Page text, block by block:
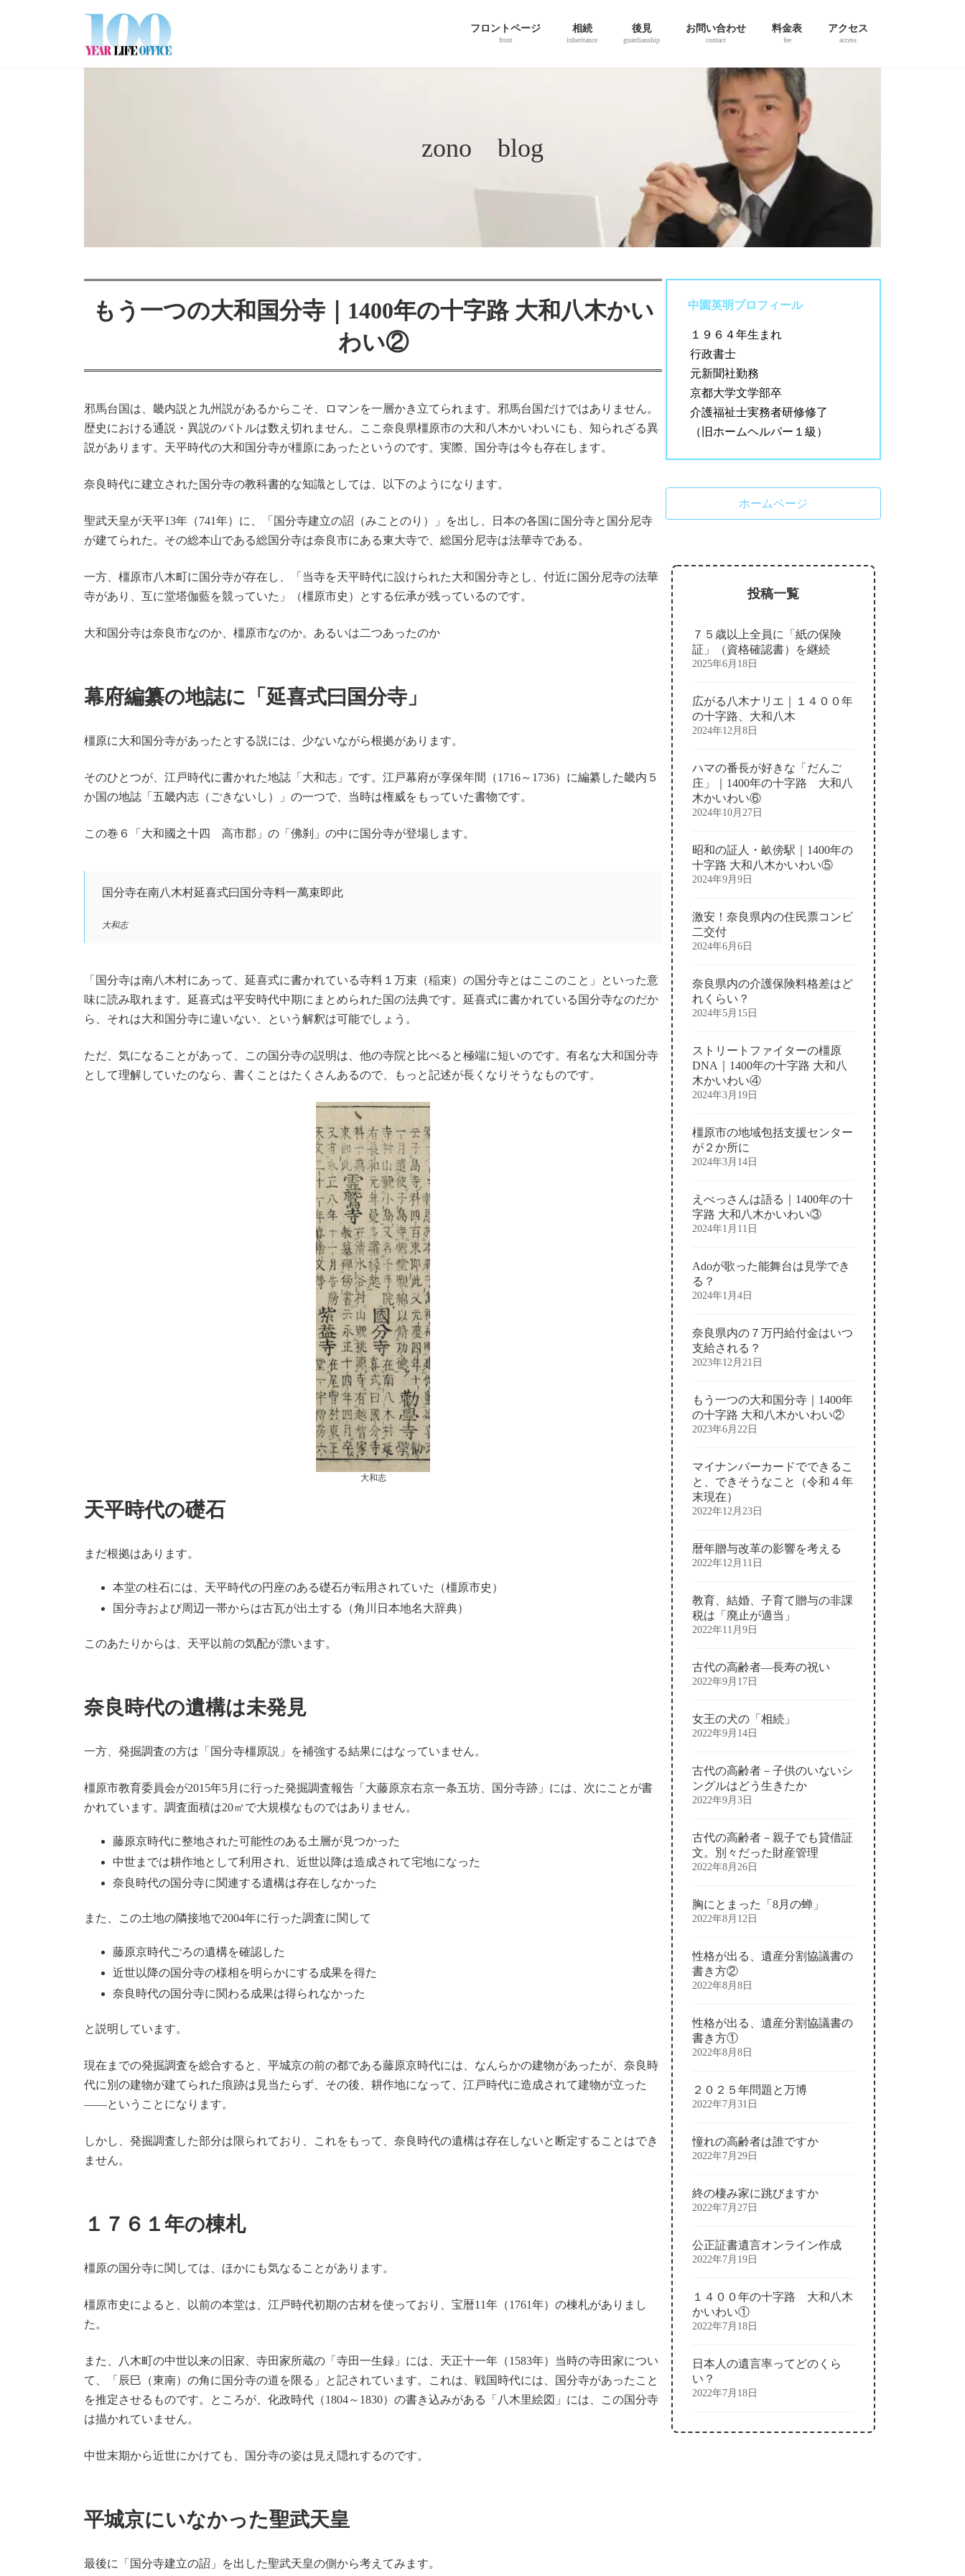
フロントページ
front
相続
inheritance
後見
guardianship
お問い合わせ
contact
料金表
fee
アクセス
access
zono blog
もう一つの大和国分寺｜1400年の十字路 大和八木かい
わい②
邪馬台国は、畿内説と九州説があるからこそ、ロマンを一層かき立てられます。邪馬台国だけではありません。
歴史における通説・異説のバトルは数え切れません。ここ奈良県橿原市の大和八木かいわいにも、知られざる異
説があります。天平時代の大和国分寺が橿原にあったというのです。実際、国分寺は今も存在します。
奈良時代に建立された国分寺の教科書的な知識としては、以下のようになります。
聖武天皇が天平13年（741年）に、「国分寺建立の詔（みことのり）」を出し、日本の各国に国分寺と国分尼寺
が建てられた。その総本山である総国分寺は奈良市にある東大寺で、総国分尼寺は法華寺である。
一方、橿原市八木町に国分寺が存在し、「当寺を天平時代に設けられた大和国分寺とし、付近に国分尼寺の法華
寺があり、互に堂塔伽藍を競っていた」（橿原市史）とする伝承が残っているのです。
大和国分寺は奈良市なのか、橿原市なのか。あるいは二つあったのか
幕府編纂の地誌に「延喜式曰国分寺」
橿原に大和国分寺があったとする説には、少ないながら根拠があります。
そのひとつが、江戸時代に書かれた地誌「大和志」です。江戸幕府が享保年間（1716～1736）に編纂した畿内５
か国の地誌「五畿内志（ごきないし）」の一つで、当時は権威をもっていた書物です。
この巻６「大和國之十四 高市郡」の「佛刹」の中に国分寺が登場します。
国分寺在南八木村延喜式曰国分寺料一萬束即此
大和志
「国分寺は南八木村にあって、延喜式に書かれている寺料１万束（稲束）の国分寺とはここのこと」といった意
味に読み取れます。延喜式は平安時代中期にまとめられた国の法典です。延喜式に書かれている国分寺なのだか
ら、それは大和国分寺に違いない、という解釈は可能でしょう。
ただ、気になることがあって、この国分寺の説明は、他の寺院と比べると極端に短いのです。有名な大和国分寺
として理解していたのなら、書くことはたくさんあるので、もっと記述が長くなりそうなものです。
大和志
天平時代の礎石
まだ根拠はあります。
本堂の柱石には、天平時代の円座のある礎石が転用されていた（橿原市史）
国分寺および周辺一帯からは古瓦が出土する（角川日本地名大辞典）
このあたりからは、天平以前の気配が漂います。
奈良時代の遺構は未発見
一方、発掘調査の方は「国分寺橿原説」を補強する結果にはなっていません。
橿原市教育委員会が2015年5月に行った発掘調査報告「大藤原京右京一条五坊、国分寺跡」には、次にことが書
かれています。調査面積は20㎡で大規模なものではありません。
藤原京時代に整地された可能性のある土層が見つかった
中世までは耕作地として利用され、近世以降は造成されて宅地になった
奈良時代の国分寺に関連する遺構は存在しなかった
また、この土地の隣接地で2004年に行った調査に関して
藤原京時代ごろの遺構を確認した
近世以降の国分寺の様相を明らかにする成果を得た
奈良時代の国分寺に関わる成果は得られなかった
と説明しています。
現在までの発掘調査を総合すると、平城京の前の都である藤原京時代には、なんらかの建物があったが、奈良時
代に別の建物が建てられた痕跡は見当たらず、その後、耕作地になって、江戸時代に造成されて建物が立った
――ということになります。
しかし、発掘調査した部分は限られており、これをもって、奈良時代の遺構は存在しないと断定することはでき
ません。
１７６１年の棟札
橿原の国分寺に関しては、ほかにも気なることがあります。
橿原市史によると、以前の本堂は、江戸時代初期の古材を使っており、宝暦11年（1761年）の棟札がありまし
た。
また、八木町の中世以来の旧家、寺田家所蔵の「寺田一生録」には、天正十一年（1583年）当時の寺田家につい
て、「辰巳（東南）の角に国分寺の道を限る」と記されています。これは、戦国時代には、国分寺があったこと
を推定させるものです。ところが、化政時代（1804～1830）の書き込みがある「八木里絵図」には、この国分寺
は描かれていません。
中世末期から近世にかけても、国分寺の姿は見え隠れするのです。
平城京にいなかった聖武天皇
最後に「国分寺建立の詔」を出した聖武天皇の側から考えてみます。
中園英明プロフィール
１９６４年生まれ
行政書士
元新聞社勤務
京都大学文学部卒
介護福祉士実務者研修修了
（旧ホームヘルパー１級）
ホームページ
投稿一覧
７５歳以上全員に「紙の保険
証」（資格確認書）を継続
2025年6月18日
広がる八木ナリエ｜１４００年
の十字路、大和八木
2024年12月8日
ハマの番長が好きな「だんご
庄」｜1400年の十字路 大和八
木かいわい⑥
2024年10月27日
昭和の証人・畝傍駅｜1400年の
十字路 大和八木かいわい⑤
2024年9月9日
激安！奈良県内の住民票コンビ
二交付
2024年6月6日
奈良県内の介護保険料格差はど
れくらい？
2024年5月15日
ストリートファイターの橿原
DNA｜1400年の十字路 大和八
木かいわい④
2024年3月19日
橿原市の地域包括支援センター
が２か所に
2024年3月14日
えべっさんは語る｜1400年の十
字路 大和八木かいわい③
2024年1月11日
Adoが歌った能舞台は見学でき
る？
2024年1月4日
奈良県内の７万円給付金はいつ
支給される？
2023年12月21日
もう一つの大和国分寺｜1400年
の十字路 大和八木かいわい②
2023年6月22日
マイナンバーカードでできるこ
と、できそうなこと（令和４年
末現在）
2022年12月23日
暦年贈与改革の影響を考える
2022年12月11日
教育、結婚、子育て贈与の非課
税は「廃止が適当」
2022年11月9日
古代の高齢者―長寿の祝い
2022年9月17日
女王の犬の「相続」
2022年9月14日
古代の高齢者－子供のいないシ
ングルはどう生きたか
2022年9月3日
古代の高齢者－親子でも貸借証
文。別々だった財産管理
2022年8月26日
胸にとまった「8月の蝉」
2022年8月12日
性格が出る、遺産分割協議書の
書き方②
2022年8月8日
性格が出る、遺産分割協議書の
書き方①
2022年8月8日
２０２５年問題と万博
2022年7月31日
憧れの高齢者は誰ですか
2022年7月29日
終の棲み家に跳びますか
2022年7月27日
公正証書遺言オンライン作成
2022年7月19日
１４００年の十字路 大和八木
かいわい①
2022年7月18日
日本人の遺言率ってどのくら
い？
2022年7月18日